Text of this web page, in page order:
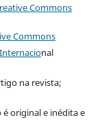
Commons
Commons
nal
na revista;
original e inédita e